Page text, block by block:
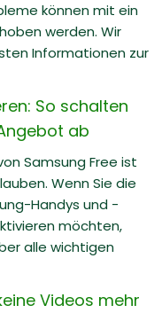
können mit ein
werden. Wir
Informationen zur
So schalten
ab
Samsung Free ist
Wenn Sie die
Handys und -
möchten,
alle wichtigen
Videos mehr